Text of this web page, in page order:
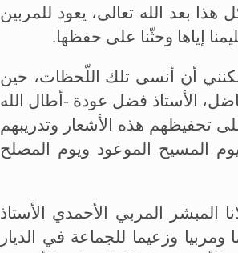
هذا بعد الله تعالى، يعود للمربين
إياها وحثّنا على حفظها.
أن أنسى تلك اللّحظات، حين
الأستاذ فضل عودة -أطال الله
تحفيظهم هذه الأشعار وتدريبهم
المسيح الموعود ويوم المصلح
المبشر المربي الأحمدي الأستاذ
وزعيما للجماعة في الديار